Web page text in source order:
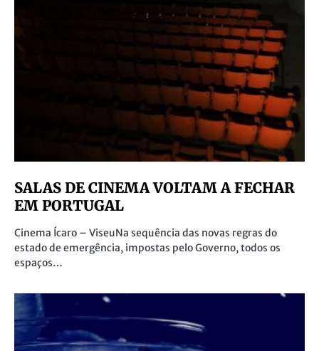
SALAS DE CINEMA VOLTAM A FECHAR
EM PORTUGAL
Cinema Ícaro – ViseuNa sequência das novas regras do
estado de emergência, impostas pelo Governo, todos os
espaços…